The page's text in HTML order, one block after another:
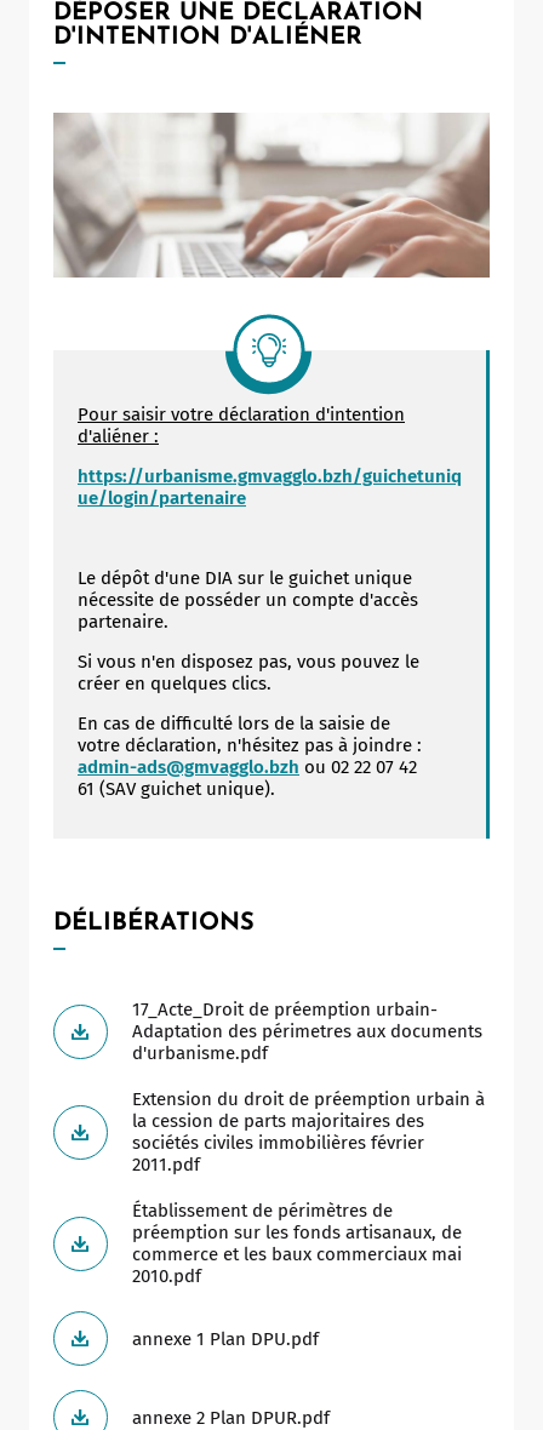
DÉPOSER UNE DÉCLARATION
D'INTENTION D'ALIÉNER
Pour saisir votre déclaration d'intention
d'aliéner :
https://urbanisme.gmvagglo.bzh/guichetuniq
ue/login/partenaire
Le dépôt d'une DIA sur le guichet unique
nécessite de posséder un compte d'accès
partenaire.
Si vous n'en disposez pas, vous pouvez le
créer en quelques clics.
En cas de difficulté lors de la saisie de
votre déclaration, n'hésitez pas à joindre :
admin-ads@gmvagglo.bzh ou 02 22 07 42
61 (SAV guichet unique).
DÉLIBÉRATIONS
17_Acte_Droit de préemption urbain-
Adaptation des périmetres aux documents
d'urbanisme.pdf
Extension du droit de préemption urbain à
la cession de parts majoritaires des
sociétés civiles immobilières février
2011.pdf
Établissement de périmètres de
préemption sur les fonds artisanaux, de
commerce et les baux commerciaux mai
2010.pdf
annexe 1 Plan DPU.pdf
annexe 2 Plan DPUR.pdf